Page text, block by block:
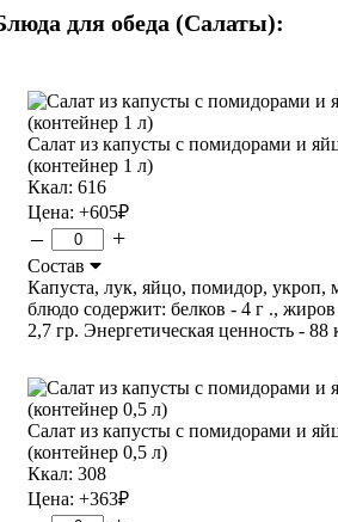
для обеда (Салаты):
Салат из капусты с помидорами и
(контейнер 1 л)
Ккал: 616
Цена: +605₽
– +
Состав
Капуста, лук, яйцо, помидор, укроп,
блюдо содержит: белков - 4 г ., жиров
2,7 гр. Энергетическая ценность - 88
Салат из капусты с помидорами и
(контейнер 0,5 л)
Ккал: 308
Цена: +363₽